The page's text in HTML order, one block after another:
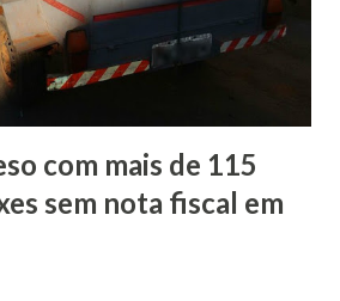
com mais de 115
sem nota fiscal em